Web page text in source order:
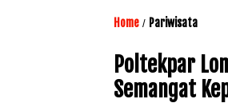
Home / Pariwisata
Poltekpar
Semangat